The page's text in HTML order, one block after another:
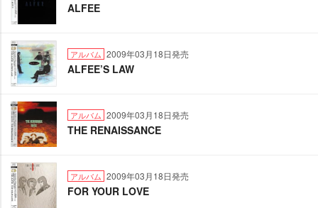
ALFEE
アルバム 2009年03月18日発売
ALFEE’S LAW
アルバム 2009年03月18日発売
THE RENAISSANCE
アルバム 2009年03月18日発売
FOR YOUR LOVE